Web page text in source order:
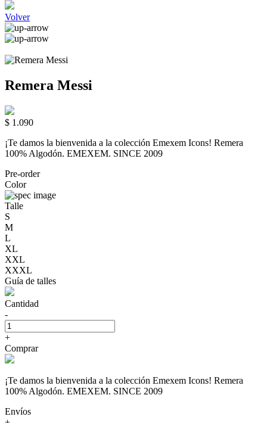
Volver
Remera Messi
$ 1.090
¡Te damos la bienvenida a la colección Emexem Icons! Remera
100% Algodón. EMEXEM. SINCE 2009
Pre-order
Color
Talle
S
M
L
XL
XXL
XXXL
Guía de talles
Cantidad
-
+
Comprar
¡Te damos la bienvenida a la colección Emexem Icons! Remera
100% Algodón. EMEXEM. SINCE 2009
Envíos